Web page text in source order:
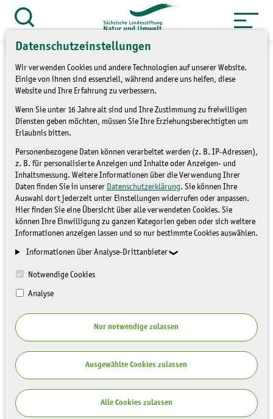
Datenschutzeinstellungen
Wir verwenden Cookies und andere Technologien auf unserer Website.
Einige von ihnen sind essenziell, während andere uns helfen, diese
Website und Ihre Erfahrung zu verbessern.
Wenn Sie unter 16 Jahre alt sind und Ihre Zustimmung zu freiwilligen
Diensten geben möchten, müssen Sie Ihre Erziehungsberechtigten um
Erlaubnis bitten.
Personenbezogene Daten können verarbeitet werden (z. B. IP-Adressen),
z. B. für personalisierte Anzeigen und Inhalte oder Anzeigen- und
Inhaltsmessung. Weitere Informationen über die Verwendung Ihrer
Daten finden Sie in unserer Datenschutzerklärung. Sie können Ihre
Auswahl dort jederzeit unter Einstellungen widerrufen oder anpassen.
Hier finden Sie eine Übersicht über alle verwendeten Cookies. Sie
können Ihre Einwilligung zu ganzen Kategorien geben oder sich weitere
Informationen anzeigen lassen und so nur bestimmte Cookies auswählen.
Informationen über Analyse-Drittanbieter
Notwendige Cookies
Analyse
Nur notwendige zulassen
Ausgewählte Cookies zulassen
Alle Cookies zulassen
Zum
Inhalt
springen
öffnen
Themen » Naturschutzstationen
» Überblick Naturschutzstationen
Landschaftspflegeverband
Mulde/Flöha e.V.
ÜBERBLICK
NATURSCHUTZSTATIONEN
Der Landschaftspflegeverband
Mulde/Flöha e.V. wurde 1998 als